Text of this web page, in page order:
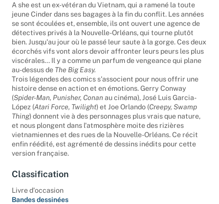
A she est un ex-vétéran du Vietnam, qui a ramené la toute
jeune Cinder dans ses bagages à la fin du conflit. Les années
se sont écoulées et, ensemble, ils ont ouvert une agence de
détectives privés à la Nouvelle-Orléans, qui tourne plutôt
bien. Jusqu'au jour où le passé leur saute à la gorge. Ces deux
écorchés vifs vont alors devoir affronter leurs peurs les plus
viscérales... Il y a comme un parfum de vengeance qui plane
au-dessus de The Big Easy.
Trois légendes des comics s'associent pour nous offrir une
histoire dense en action et en émotions. Gerry Conway
(Spider-Man, Punisher, Conan au cinéma), José Luis Garcia-
López (Atari Force, Twilight) et Joe Orlando (Creepy, Swamp
Thing) donnent vie à des personnages plus vrais que nature,
et nous plongent dans l'atmosphère moite des rizières
vietnamiennes et des rues de la Nouvelle-Orléans. Ce récit
enfin réédité, est agrémenté de dessins inédits pour cette
version française.
Classification
Livre d'occasion
Bandes dessinées